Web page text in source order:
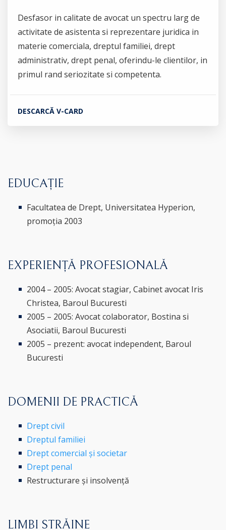
Desfasor in calitate de avocat un spectru larg de
activitate de asistenta si reprezentare juridica in
materie comerciala, dreptul familiei, drept
administrativ, drept penal, oferindu-le clientilor, in
primul rand seriozitate si competenta.
DESCARCĂ V-CARD
EDUCAȚIE
Facultatea de Drept, Universitatea Hyperion,
promoția 2003
EXPERIENȚĂ PROFESIONALĂ
2004 – 2005: Avocat stagiar, Cabinet avocat Iris
Christea, Baroul Bucuresti
2005 – 2005: Avocat colaborator, Bostina si
Asociatii, Baroul Bucuresti
2005 – prezent: avocat independent, Baroul
Bucuresti
DOMENII DE PRACTICĂ
Drept civil
Dreptul familiei
Drept comercial și societar
Drept penal
Restructurare și insolvență
LIMBI STRĂINE